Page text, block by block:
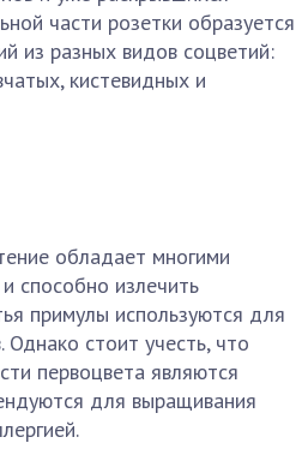
части розетки образуется
из разных видов соцветий:
кистевидных и
обладает многими
способно излечить
примулы используются для
Однако стоит учесть, что
первоцвета являются
для выращивания